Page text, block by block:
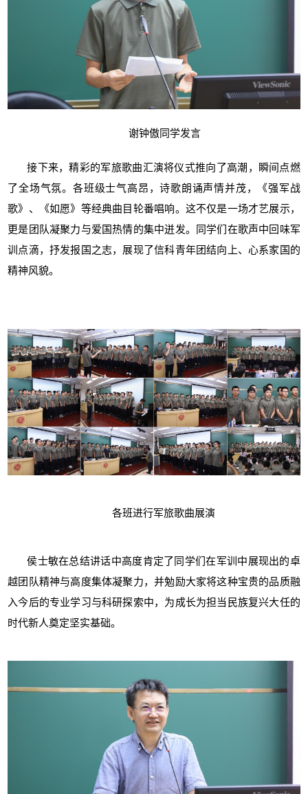
谢钟傲同学发言
接下来，精彩的军旅歌曲汇演将仪式推向了高潮，瞬间点燃
了全场气氛。各班级士气高昂，诗歌朗诵声情并茂，《强军战
歌》、《如愿》等经典曲目轮番唱响。这不仅是一场才艺展示，
更是团队凝聚力与爱国热情的集中迸发。同学们在歌声中回味军
训点滴，抒发报国之志，展现了信科青年团结向上、心系家国的
精神风貌。
各班进行军旅歌曲展演
侯士敏在总结讲话中高度肯定了同学们在军训中展现出的卓
越团队精神与高度集体凝聚力，并勉励大家将这种宝贵的品质融
入今后的专业学习与科研探索中，为成长为担当民族复兴大任的
时代新人奠定坚实基础。